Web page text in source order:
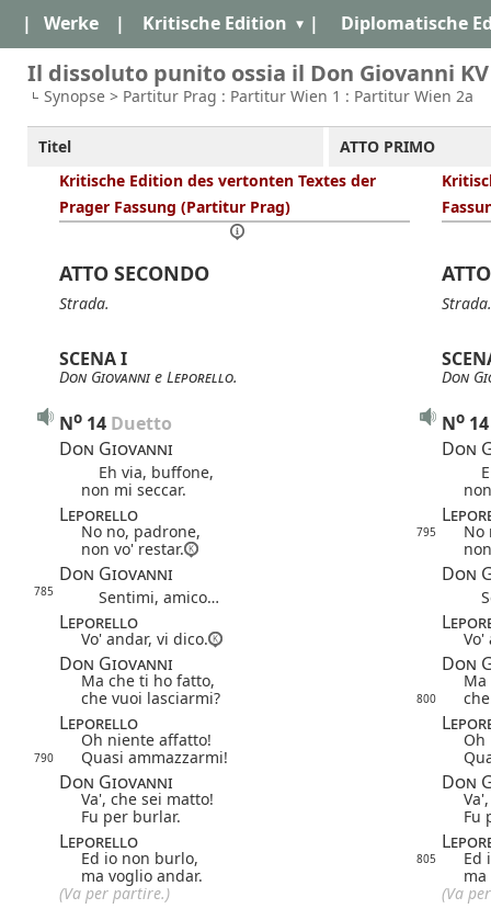
| Werke | Kritische Edition | Diplomatische
Il dissoluto punito ossia il Don Giovanni KV
Synopse > Partitur Prag : Partitur Wien 1 : Partitur Wien 2a
Titel
ATTO PRIMO
Kritische Edition des vertonten Textes der
Prager Fassung (Partitur Prag)
ATTO SECONDO
Strada. Strada.
SCENA I
Don Giovannie Leporello. Don
No 14 Duetto No 14
Don Giovanni
Don
Eh via, buffone,
non mi seccar.
Leporello
No no, padrone, 795
No
non vo' restar.
Don Giovanni Don
785 Sentimi, amico…
Leporello
Vo' andar, vi dico. Vo'
Don Giovanni Don
Ma che ti ho fatto,
che vuoi lasciarmi?
800
Leporello
Oh niente affatto! Oh
790 Quasi ammazzarmi!
Don Giovanni Don
Va', che sei matto!
Fu per burlar.
Fu
Leporello
Ed io non burlo, 805
Ed
ma voglio andar.
ma
(Va per partire.)
(Va